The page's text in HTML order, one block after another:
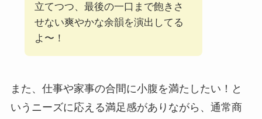
立てつつ、最後の一口まで飽きさ
せない爽やかな余韻を演出してる
よ〜！
また、仕事や家事の合間に小腹を満たしたい！と
いうニーズに応える満足感がありながら、通常商